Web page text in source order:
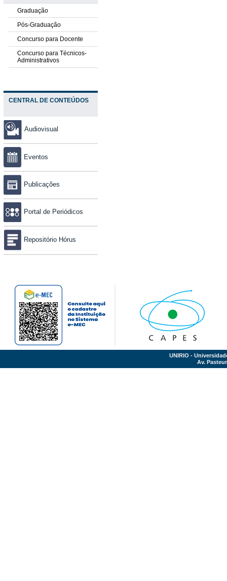
Graduação
Pós-Graduação
Concurso para Docente
Concurso para Técnicos-
Administrativos
CENTRAL DE CONTEÚDOS
Audiovisual
Eventos
Publicações
Portal de Periódicos
Repositório Hórus
UNIRIO -
Av.